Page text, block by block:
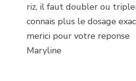
riz, il faut doubler ou
connais plus le dosage
merici pour votre reponse
Maryline